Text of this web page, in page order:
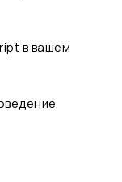
в вашем